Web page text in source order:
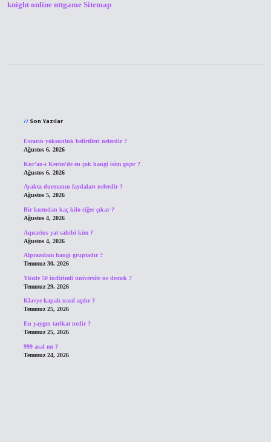
knight online nttgame Sitemap
Son Yazılar
Esrarın yoksunluk belirtileri nelerdir ?
Ağustos 6, 2026
Kur’an-ı Kerim’de en çok hangi isim geçer ?
Ağustos 6, 2026
Ayakta durmanın faydaları nelerdir ?
Ağustos 5, 2026
Bir kuzudan kaç kilo ciğer çıkar ?
Ağustos 4, 2026
Aquarius yat sahibi kim ?
Ağustos 4, 2026
Alprazolam hangi gruptadır ?
Temmuz 30, 2026
Yüzde 50 indirimli üniversite ne demek ?
Temmuz 29, 2026
Klavye kapalı nasıl açılır ?
Temmuz 25, 2026
En yaygın tarikat nedir ?
Temmuz 25, 2026
999 asal mı ?
Temmuz 24, 2026